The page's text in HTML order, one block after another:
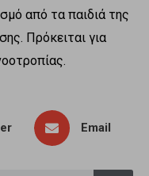
από τα παιδιά της
Πρόκειται για
Email